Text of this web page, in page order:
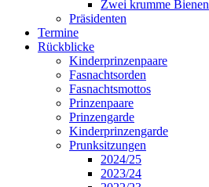
Zwei krumme Bienen
Präsidenten
Termine
Rückblicke
Kinderprinzenpaare
Fasnachtsorden
Fasnachtsmottos
Prinzenpaare
Prinzengarde
Kinderprinzengarde
Prunksitzungen
2024/25
2023/24